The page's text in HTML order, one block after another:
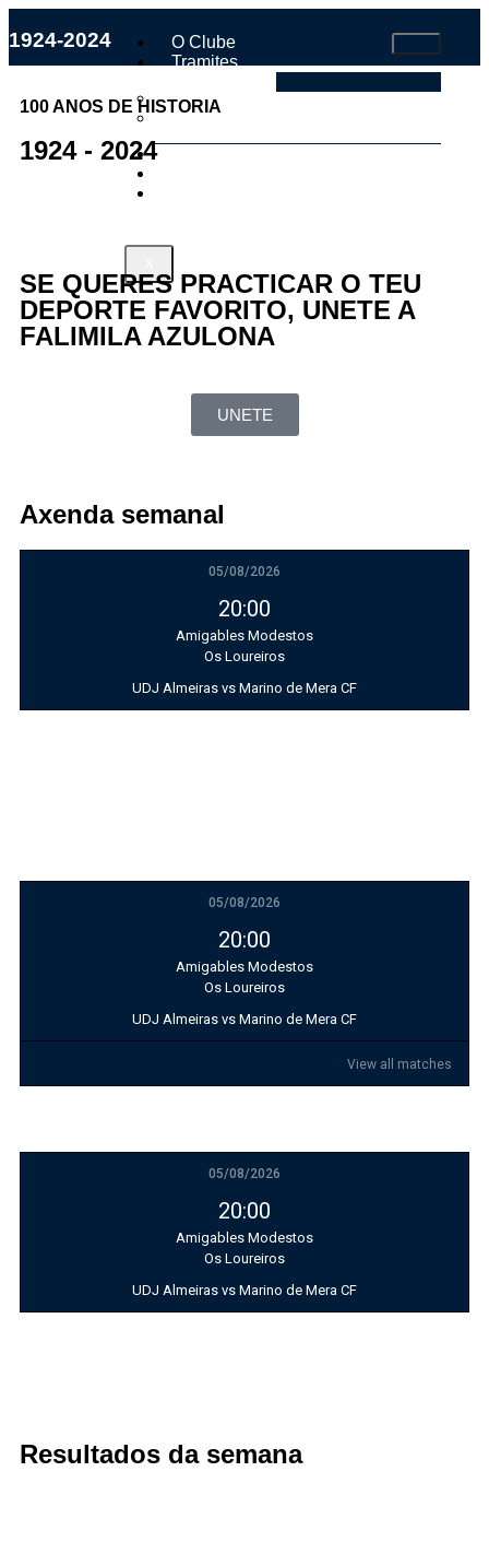
1924-2024
O Clube
Tramites
Faite Socio
Estatutos e Regulamento Interno
100 ANOS DE HISTORIA
1924 - 2024
SE QUERES PRACTICAR O TEU
DEPORTE FAVORITO, UNETE A
FALIMILA AZULONA
UNETE
Axenda semanal
05/08/2026
20:00
Amigables Modestos
Os Loureiros
UDJ Almeiras vs Marino de Mera CF
05/08/2026
20:00
Amigables Modestos
Os Loureiros
UDJ Almeiras vs Marino de Mera CF
View all matches
05/08/2026
20:00
Amigables Modestos
Os Loureiros
UDJ Almeiras vs Marino de Mera CF
Resultados da semana